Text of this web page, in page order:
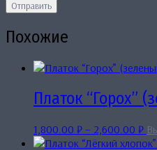
Похожие
Платок “Горох”
1,800.00 ₽ – 2,600.00 ₽